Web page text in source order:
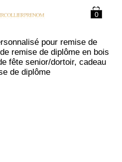
0
pour remise de
remise de diplôme en bois
fête senior/dortoir, cadeau
de diplôme